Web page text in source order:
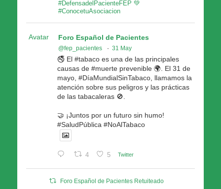
#DefensadelPacienteFEP 💚
#ConocetuAsociacion
Avatar Foro Español de Pacientes
@fep_pacientes · 31 May
🚭 El #tabaco es una de las principales
causas de #muerte prevenible 🌍. El 31 de
mayo, #DíaMundialSinTabaco, llamamos la
atención sobre sus peligros y las prácticas
de las tabacaleras 🚫.
🤝 ¡Juntos por un futuro sin humo!
#SaludPública #NoAlTabaco
4 5 Twitter
Foro Español de Pacientes Retuiteado